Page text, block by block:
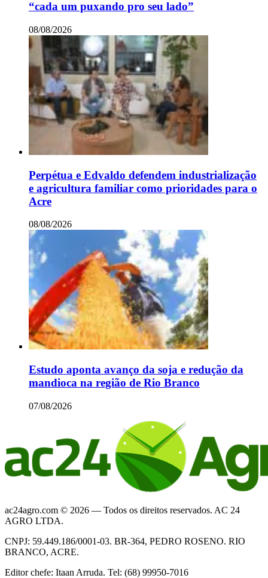
“cada um puxando pro seu lado”
08/08/2026
Perpétua e Edvaldo defendem industrialização
e agricultura familiar como prioridades para o
Acre
08/08/2026
Estudo aponta avanço da soja e redução da
mandioca na região de Rio Branco
07/08/2026
ac24agro.com © 2026 — Todos os direitos reservados. AC 24
AGRO LTDA.
CNPJ: 59.449.186/0001-03. BR-364, PEDRO ROSENO. RIO
BRANCO, ACRE.
Editor chefe: Itaan Arruda. Tel: (68) 99950-7016